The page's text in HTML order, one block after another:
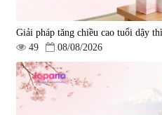
Giải pháp tăng chiều cao tuổi dậy
49
08/08/2026